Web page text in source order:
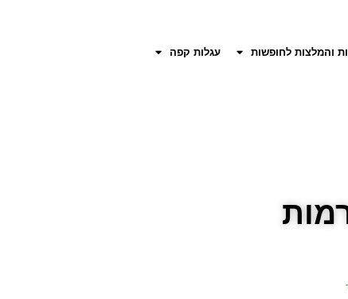
והמלצות לחופשות עגלות קפה